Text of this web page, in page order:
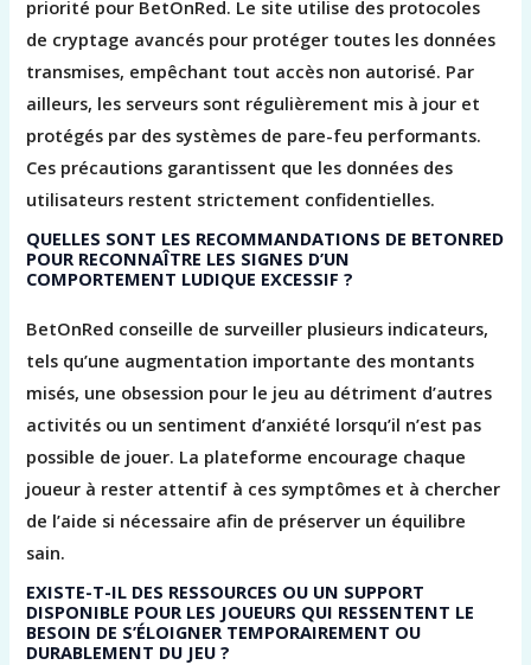
priorité pour BetOnRed. Le site utilise des protocoles
de cryptage avancés pour protéger toutes les données
transmises, empêchant tout accès non autorisé. Par
ailleurs, les serveurs sont régulièrement mis à jour et
protégés par des systèmes de pare-feu performants.
Ces précautions garantissent que les données des
utilisateurs restent strictement confidentielles.
QUELLES SONT LES RECOMMANDATIONS DE BETONRED
POUR RECONNAÎTRE LES SIGNES D’UN
COMPORTEMENT LUDIQUE EXCESSIF ?
BetOnRed conseille de surveiller plusieurs indicateurs,
tels qu’une augmentation importante des montants
misés, une obsession pour le jeu au détriment d’autres
activités ou un sentiment d’anxiété lorsqu’il n’est pas
possible de jouer. La plateforme encourage chaque
joueur à rester attentif à ces symptômes et à chercher
de l’aide si nécessaire afin de préserver un équilibre
sain.
EXISTE-T-IL DES RESSOURCES OU UN SUPPORT
DISPONIBLE POUR LES JOUEURS QUI RESSENTENT LE
BESOIN DE S’ÉLOIGNER TEMPORAIREMENT OU
DURABLEMENT DU JEU ?